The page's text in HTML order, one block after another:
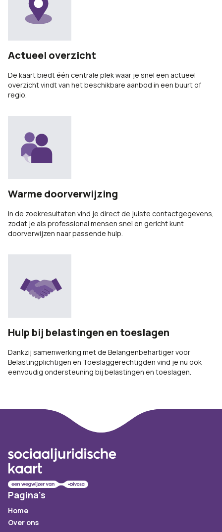
Actueel overzicht
De kaart biedt één centrale plek waar je snel een actueel
overzicht vindt van het beschikbare aanbod in een buurt of
regio.
Warme doorverwijzing
In de zoekresultaten vind je direct de juiste contactgegevens,
zodat je als professional mensen snel en gericht kunt
doorverwijzen naar passende hulp.
Hulp bij belastingen en toeslagen
Dankzij samenwerking met de Belangenbehartiger voor
Belastingplichtigen en Toeslaggerechtigden vind je nu ook
eenvoudig ondersteuning bij belastingen en toeslagen.
Pagina's
Home
Over ons